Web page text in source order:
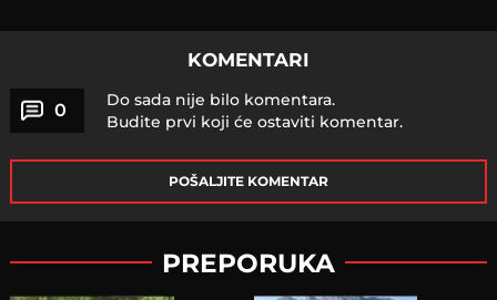
KOMENTARI
0
Do sada nije bilo komentara.
Budite prvi koji će ostaviti komentar.
POŠALJITE KOMENTAR
PREPORUKA